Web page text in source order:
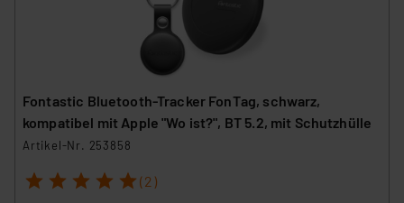
Fontastic Bluetooth-Tracker FonTag, schwarz,
kompatibel mit Apple "Wo ist?", BT 5.2, mit Schutzhülle
Artikel-Nr. 253858
1 2 3 4 5 (2)